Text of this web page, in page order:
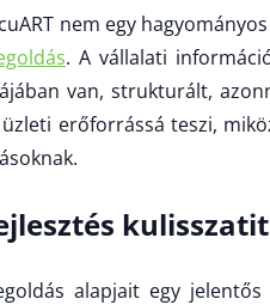
nem egy
. A vállalati
van, strukturált,
erőforrássá teszi,
alapjait egy